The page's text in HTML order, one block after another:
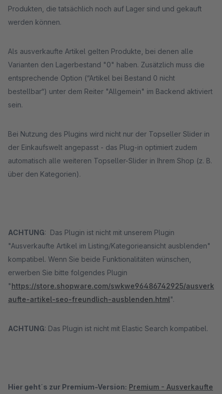
Produkten, die tatsächlich noch auf Lager sind und gekauft
werden können.
Als ausverkaufte Artikel gelten Produkte, bei denen alle
Varianten den Lagerbestand "0" haben. Zusätzlich muss die
entsprechende Option (“Artikel bei Bestand 0 nicht
bestellbar“) unter dem Reiter "Allgemein" im Backend aktiviert
sein.
Bei Nutzung des Plugins wird nicht nur der Topseller Slider in
der Einkaufswelt angepasst - das Plug-in optimiert zudem
automatisch alle weiteren Topseller-Slider in Ihrem Shop (z. B.
über den Kategorien).
ACHTUNG: Das Plugin ist nicht mit unserem Plugin
"Ausverkaufte Artikel im Listing/Kategorieansicht ausblenden"
kompatibel. Wenn Sie beide Funktionalitäten wünschen,
erwerben Sie bitte folgendes Plugin
"https://store.shopware.com/swkwe96486742925/ausverk
aufte-artikel-seo-freundlich-ausblenden.html".
ACHTUNG: Das Plugin ist nicht mit Elastic Search kompatibel.
Hier geht´s zur Premium-Version: Premium - Ausverkaufte